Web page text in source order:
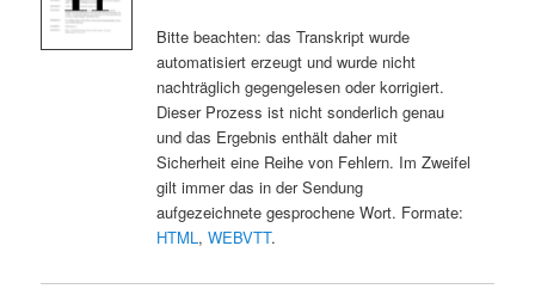
Bitte beachten: das Transkript wurde
automatisiert erzeugt und wurde nicht
nachträglich gegengelesen oder korrigiert.
Dieser Prozess ist nicht sonderlich genau
und das Ergebnis enthält daher mit
Sicherheit eine Reihe von Fehlern. Im Zweifel
gilt immer das in der Sendung
aufgezeichnete gesprochene Wort. Formate:
HTML, WEBVTT.